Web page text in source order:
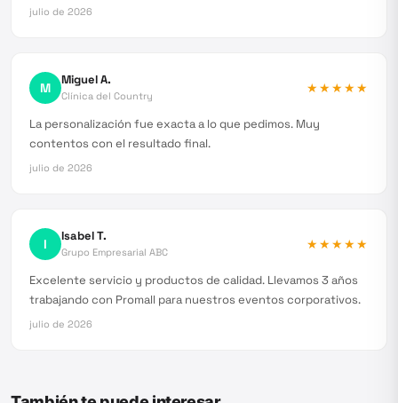
julio de 2026
M Miguel A.
Clínica del Country
★★★★★
La personalización fue exacta a lo que pedimos. Muy
contentos con el resultado final.
julio de 2026
I Isabel T.
Grupo Empresarial ABC
★★★★★
Excelente servicio y productos de calidad. Llevamos 3 años
trabajando con Promall para nuestros eventos corporativos.
julio de 2026